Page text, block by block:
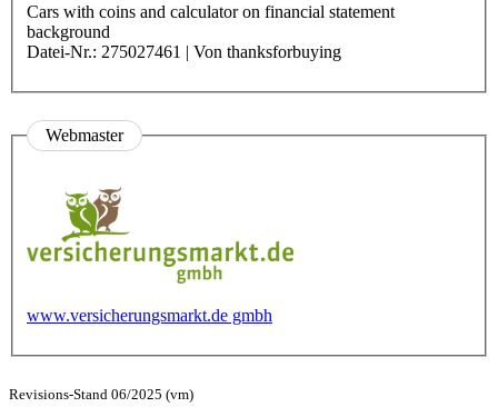
Cars with coins and calculator on financial statement
background
Datei-Nr.: 275027461 | Von thanksforbuying
Webmaster
www.versicherungsmarkt.de gmbh
Revisions-Stand 06/2025 (vm)